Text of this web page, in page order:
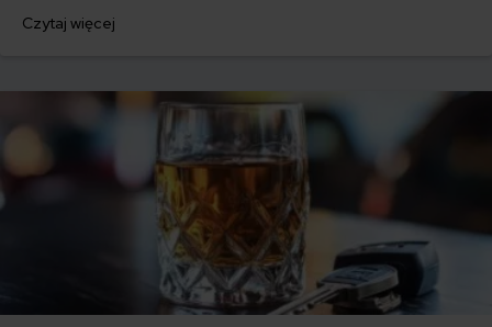
obowiązywania nowego prawa policjanci zatrzymali kilkadziesiąt
Czytaj więcej